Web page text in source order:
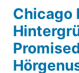
Chicago